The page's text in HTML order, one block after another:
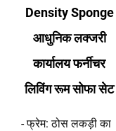
Density Sponge
आधुनिक लक्जरी
कार्यालय फर्नीचर
लिविंग रूम सोफा सेट
- फ्रेम: ठोस लकड़ी का